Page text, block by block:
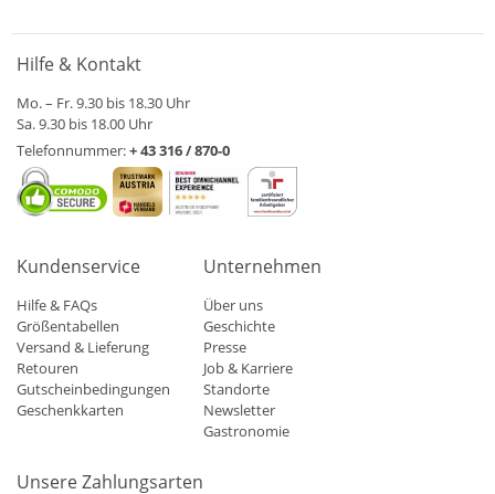
Hilfe & Kontakt
Mo. – Fr. 9.30 bis 18.30 Uhr
Sa. 9.30 bis 18.00 Uhr
Telefonnummer:+ 43 316 / 870-0
Kundenservice
Hilfe & FAQs
Größentabellen
Versand & Lieferung
Retouren
Gutscheinbedingungen
Geschenkkarten
Unternehmen
Über uns
Geschichte
Presse
Job & Karriere
Standorte
Newsletter
Gastronomie
Unsere Zahlungsarten